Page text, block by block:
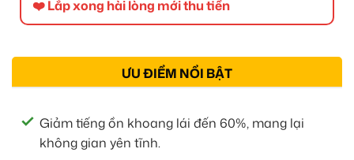
❤️ Lắp xong hài lòng mới thu tiền
ƯU ĐIỂM NỔI BẬT
Giảm tiếng ồn khoang lái đến 60%, mang lại
không gian yên tĩnh.